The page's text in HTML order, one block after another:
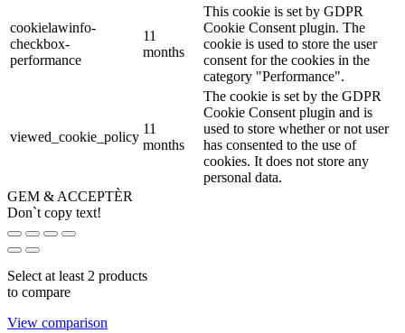
cookielawinfo-
checkbox-
performance
11
months
This cookie is set by GDPR
Cookie Consent plugin. The
cookie is used to store the user
consent for the cookies in the
category "Performance".
viewed_cookie_policy
11
months
The cookie is set by the GDPR
Cookie Consent plugin and is
used to store whether or not user
has consented to the use of
cookies. It does not store any
personal data.
GEM & ACCEPTÈR
Don`t copy text!
Select at least 2 products
to compare
View comparison